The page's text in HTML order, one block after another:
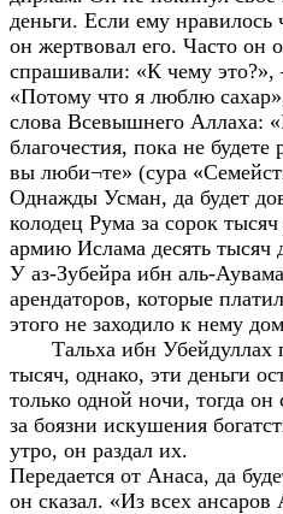
деньги. Если ему нравилось
он жертвовал его. Часто он
спрашивали: «К чему
«Потому что я люблю
слова Всевышнего Аллаха:
благочестия, пока не будете
вы люби¬те» (сура
Однажды Усман, да будет
колодец Рума за сорок
армию Ислама десять тысяч
У аз-Зубейра ибн аль-
арендаторов, которые
этого не заходило к нему
Тальха ибн Убейдуллах
тысяч, однако, эти деньги
только одной ночи, тогда
за боязни искушения
утро, он раздал их.
Передается от Анаса, да
он сказал. «Из всех ансаров